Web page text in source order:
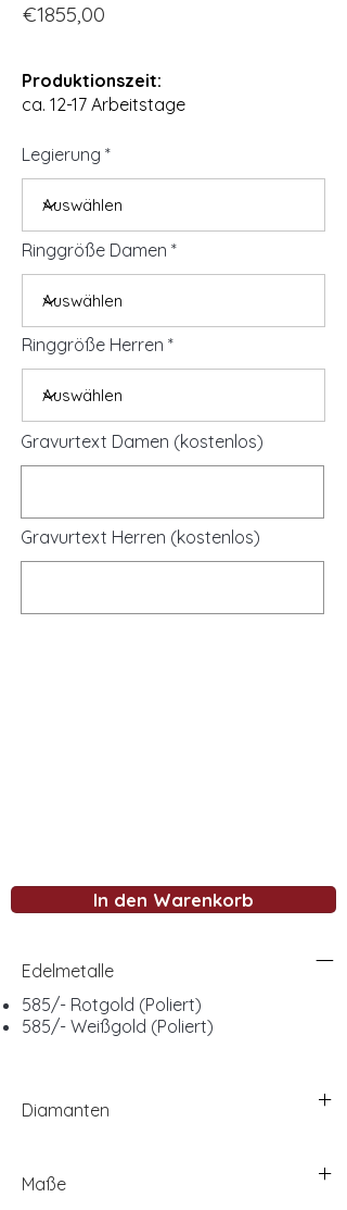
€1855,00
Produktionszeit:
ca. 12-17 Arbeitstage
Legierung
Ringgröße Damen
Ringgröße Herren
Gravurtext Damen (kostenlos)
Gravurtext Herren (kostenlos)
In den Warenkorb
Edelmetalle
585/- Rotgold (Poliert)
585/- Weißgold (Poliert)
Diamanten
Maße